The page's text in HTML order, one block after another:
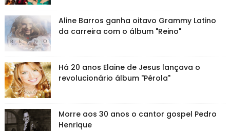
Aline Barros ganha oitavo Grammy Latino
da carreira com o álbum "Reino"
Há 20 anos Elaine de Jesus lançava o
revolucionário álbum "Pérola"
Morre aos 30 anos o cantor gospel Pedro
Henrique